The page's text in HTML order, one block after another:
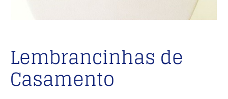
Lembrancinhas de
Casamento